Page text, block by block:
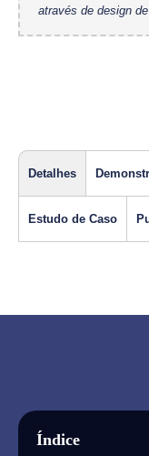
através de design
Detalhes
Estudo de Caso
Índice